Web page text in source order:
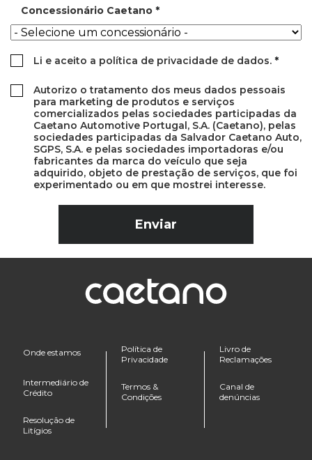
Concessionário Caetano *
Li e aceito a política de privacidade de dados. *
Autorizo o tratamento dos meus dados pessoais
para marketing de produtos e serviços
comercializados pelas sociedades participadas da
Caetano Automotive Portugal, S.A. (Caetano), pelas
sociedades participadas da Salvador Caetano Auto,
SGPS, S.A. e pelas sociedades importadoras e/ou
fabricantes da marca do veículo que seja
adquirido, objeto de prestação de serviços, que foi
experimentado ou em que mostrei interesse.
Onde estamos
Intermediário de
Crédito
Resolução de
Litígios
Política de
Privacidade
Termos &
Condições
Livro de
Reclamações
Canal de
denúncias